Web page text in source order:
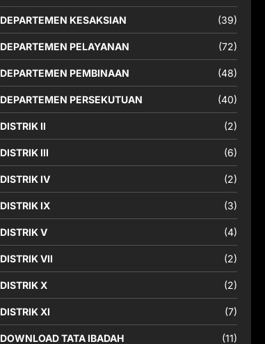
DEPARTEMEN KESAKSIAN (39)
DEPARTEMEN PELAYANAN (72)
DEPARTEMEN PEMBINAAN (48)
DEPARTEMEN PERSEKUTUAN (40)
DISTRIK II (2)
DISTRIK III (6)
DISTRIK IV (2)
DISTRIK IX (3)
DISTRIK V (4)
DISTRIK VII (2)
DISTRIK X (2)
DISTRIK XI (7)
DOWNLOAD TATA IBADAH (11)